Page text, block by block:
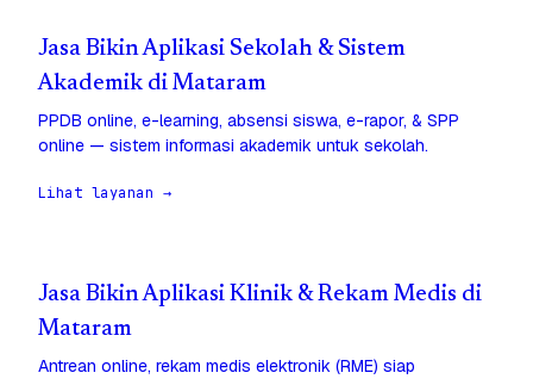
Jasa Bikin Aplikasi Sekolah & Sistem
Akademik di Mataram
PPDB online, e-learning, absensi siswa, e-rapor, & SPP
online — sistem informasi akademik untuk sekolah.
Lihat layanan →
Jasa Bikin Aplikasi Klinik & Rekam Medis di
Mataram
Antrean online, rekam medis elektronik (RME) siap